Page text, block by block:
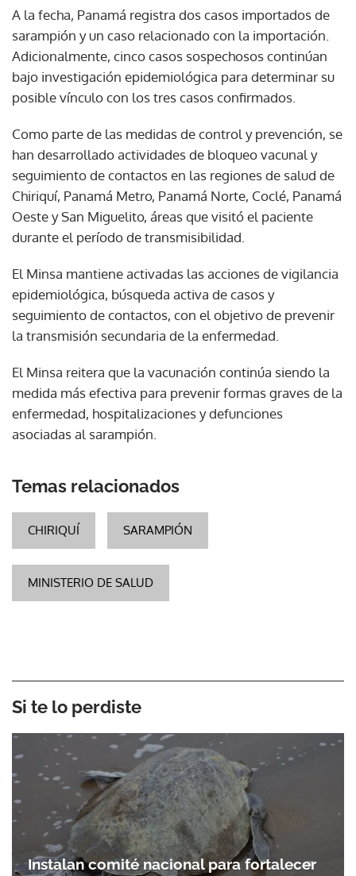
A la fecha, Panamá registra dos casos importados de
sarampión y un caso relacionado con la importación.
Adicionalmente, cinco casos sospechosos continúan
bajo investigación epidemiológica para determinar su
posible vínculo con los tres casos confirmados.
Como parte de las medidas de control y prevención, se
han desarrollado actividades de bloqueo vacunal y
seguimiento de contactos en las regiones de salud de
Chiriquí, Panamá Metro, Panamá Norte, Coclé, Panamá
Oeste y San Miguelito, áreas que visitó el paciente
durante el período de transmisibilidad.
El Minsa mantiene activadas las acciones de vigilancia
epidemiológica, búsqueda activa de casos y
seguimiento de contactos, con el objetivo de prevenir
la transmisión secundaria de la enfermedad.
El Minsa reitera que la vacunación continúa siendo la
medida más efectiva para prevenir formas graves de la
enfermedad, hospitalizaciones y defunciones
asociadas al sarampión.
Temas relacionados
CHIRIQUÍ SARAMPIÓN
MINISTERIO DE SALUD
Si te lo perdiste
Instalan comité nacional para fortalecer